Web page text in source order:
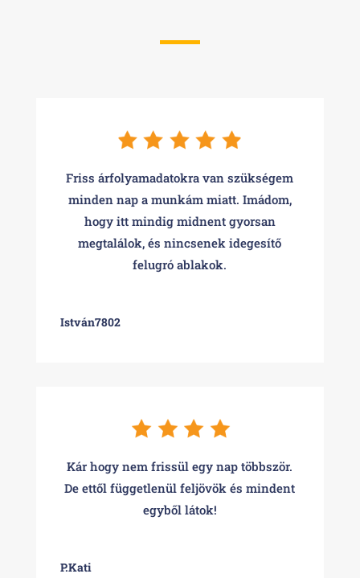
Friss árfolyamadatokra van szükségem
minden nap a munkám miatt. Imádom,
hogy itt mindig midnent gyorsan
megtalálok, és nincsenek idegesítő
felugró ablakok.
István7802
Kár hogy nem frissül egy nap többször.
De ettől függetlenül feljövök és mindent
egyből látok!
P.Kati